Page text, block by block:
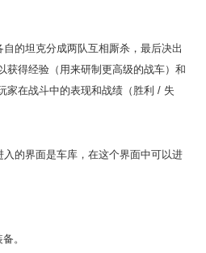
的坦克分成两队互相厮杀，最后决出
获得经验（用来研制更高级的战车）和
家在战斗中的表现和战绩（胜利 / 失
的界面是车库，在这个界面中可以进
。